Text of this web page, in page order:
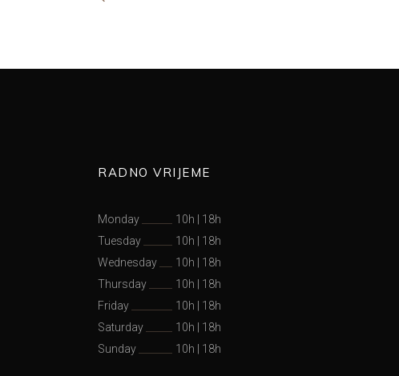
RADNO VRIJEME
Monday 10h
18h
Tuesday
10h
18h
Wednesday
10h
18h
Thursday
10h
18h
Friday
10h
18h
Saturday
10h
18h
Sunday
10h 18h